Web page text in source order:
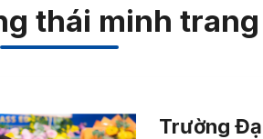
thái minh trang
Trường